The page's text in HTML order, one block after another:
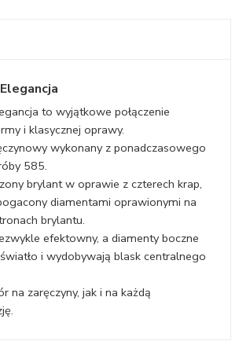
to wyjątkowe połączenie
i klasycznej oprawy.
wykonany z ponadczasowego
585.
brylant w oprawie z czterech krap,
diamentami oprawionymi na
brylantu.
efektowny, a diamenty boczne
i wydobywają blask centralnego
na zaręczyny, jak i na każdą